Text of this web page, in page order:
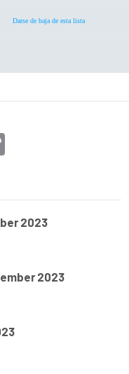
Darse de baja de esta lista
2023
2023